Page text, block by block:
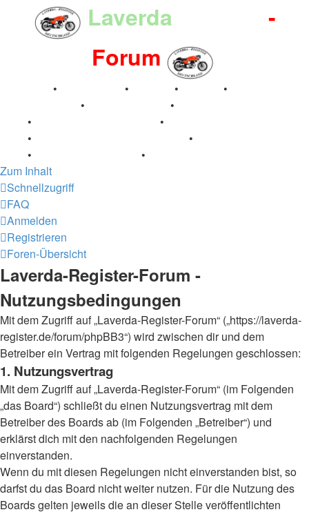
Laverda
-
Forum
• • •
•
• •
• •
• •
•
•
Zum Inhalt
Schnellzugriff
FAQ
Anmelden
Registrieren
Foren-Übersicht
Laverda-Register-Forum -
Nutzungsbedingungen
Mit dem Zugriff auf „Laverda-Register-Forum“ („https://laverda-
register.de/forum/phpBB3“) wird zwischen dir und dem
Betreiber ein Vertrag mit folgenden Regelungen geschlossen:
1. Nutzungsvertrag
Mit dem Zugriff auf „Laverda-Register-Forum“ (im Folgenden
„das Board“) schließt du einen Nutzungsvertrag mit dem
Betreiber des Boards ab (im Folgenden „Betreiber“) und
erklärst dich mit den nachfolgenden Regelungen
einverstanden.
Wenn du mit diesen Regelungen nicht einverstanden bist, so
darfst du das Board nicht weiter nutzen. Für die Nutzung des
Boards gelten jeweils die an dieser Stelle veröffentlichten